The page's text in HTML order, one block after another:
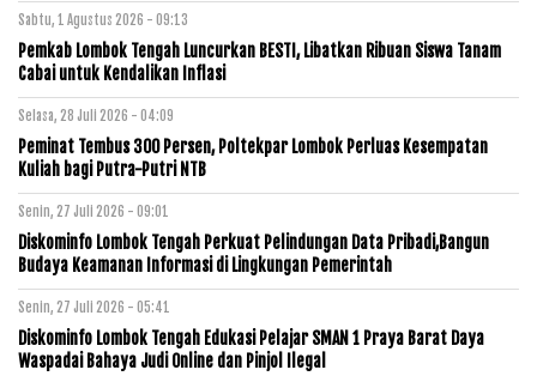
Sabtu, 1 Agustus 2026 - 09:13
Pemkab Lombok Tengah Luncurkan BESTI, Libatkan Ribuan Siswa Tanam
Cabai untuk Kendalikan Inflasi
Selasa, 28 Juli 2026 - 04:09
Peminat Tembus 300 Persen, Poltekpar Lombok Perluas Kesempatan
Kuliah bagi Putra-Putri NTB
Senin, 27 Juli 2026 - 09:01
Diskominfo Lombok Tengah Perkuat Pelindungan Data Pribadi,Bangun
Budaya Keamanan Informasi di Lingkungan Pemerintah
Senin, 27 Juli 2026 - 05:41
Diskominfo Lombok Tengah Edukasi Pelajar SMAN 1 Praya Barat Daya
Waspadai Bahaya Judi Online dan Pinjol Ilegal